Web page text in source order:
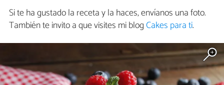
Si te ha gustado la receta y la haces, envíanos una foto.
También te invito a que visites mi blogCakes para ti.